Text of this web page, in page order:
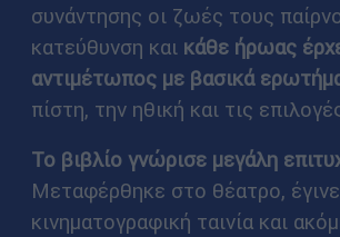
συνάντησης οι ζωές τους
κατεύθυνση και κάθε ήρωας
αντιμέτωπος με βασικά
πίστη, την ηθική και τις
Το βιβλίο γνώρισε μεγάλη
Μεταφέρθηκε στο θέατρο, έγινε
κινηματογραφική ταινία και